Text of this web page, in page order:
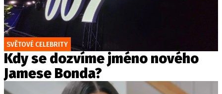
SVĚTOVÉ CELEBRITY
Kdy se dozvíme jméno nového
Jamese Bonda?